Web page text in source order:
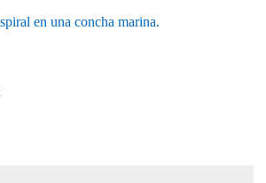
en una concha marina.